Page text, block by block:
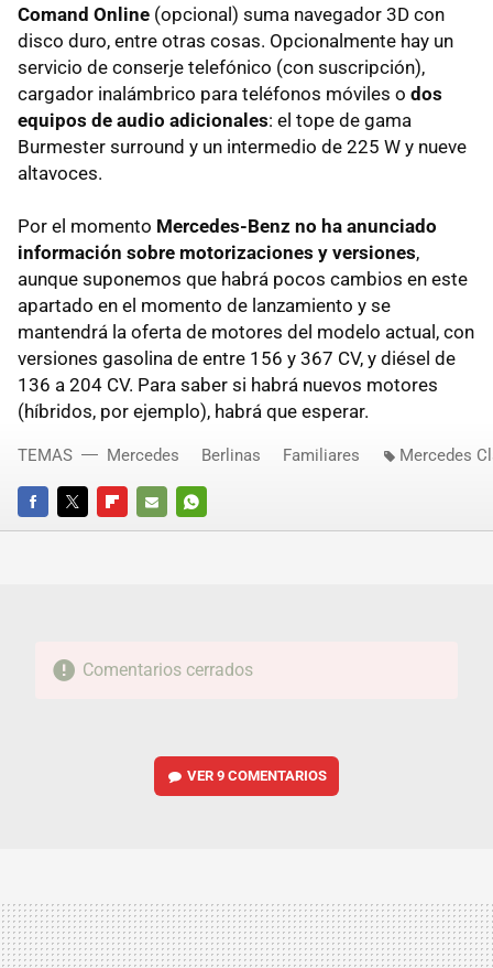
Comand Online (opcional) suma navegador 3D con
disco duro, entre otras cosas. Opcionalmente hay un
servicio de conserje telefónico (con suscripción),
cargador inalámbrico para teléfonos móviles o dos
equipos de audio adicionales: el tope de gama
Burmester surround y un intermedio de 225 W y nueve
altavoces.
Por el momento Mercedes-Benz no ha anunciado
información sobre motorizaciones y versiones,
aunque suponemos que habrá pocos cambios en este
apartado en el momento de lanzamiento y se
mantendrá la oferta de motores del modelo actual, con
versiones gasolina de entre 156 y 367 CV, y diésel de
136 a 204 CV. Para saber si habrá nuevos motores
(híbridos, por ejemplo), habrá que esperar.
FACEBOOKTWITTERFLIPBOARD
E-
WHATSAPP
TEMAS Mercedes Berlinas Familiares Mercedes
Comentarios cerrados
VER9 COMENTARIOS